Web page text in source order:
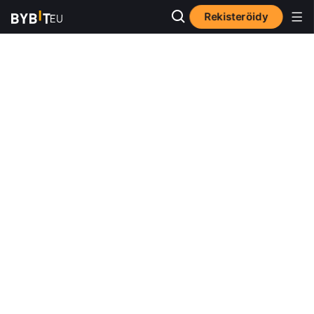
Rekisteröidy